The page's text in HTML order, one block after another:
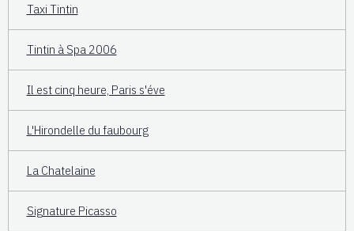
Taxi Tintin
Tintin à Spa 2006
Il est cinq heure, Paris s'éve
L'Hirondelle du faubourg
La Chatelaine
Signature Picasso